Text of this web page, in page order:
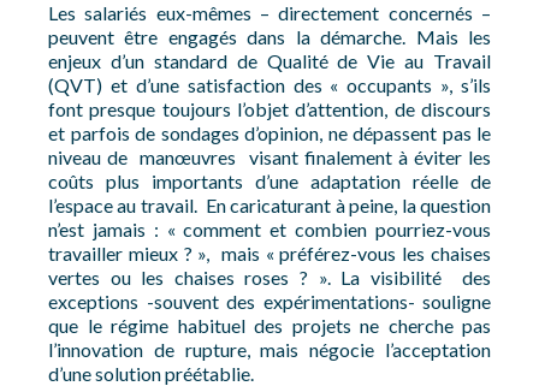
Les salariés eux-mêmes – directement concernés –
peuvent être engagés dans la démarche. Mais les
enjeux d’un standard de Qualité de Vie au Travail
(QVT) et d’une satisfaction des « occupants », s’ils
font presque toujours l’objet d’attention, de discours
et parfois de sondages d’opinion, ne dépassent pas le
niveau de manœuvres visant finalement à éviter les
coûts plus importants d’une adaptation réelle de
l’espace au travail. En caricaturant à peine, la question
n’est jamais : « comment et combien pourriez-vous
travailler mieux ? », mais « préférez-vous les chaises
vertes ou les chaises roses ? ». La visibilité des
exceptions -souvent des expérimentations- souligne
que le régime habituel des projets ne cherche pas
l’innovation de rupture, mais négocie l’acceptation
d’une solution préétablie.